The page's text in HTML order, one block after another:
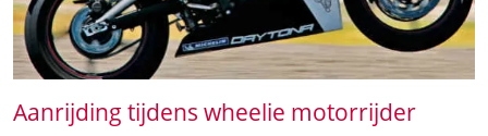
Aanrijding tijdens wheelie motorrijder